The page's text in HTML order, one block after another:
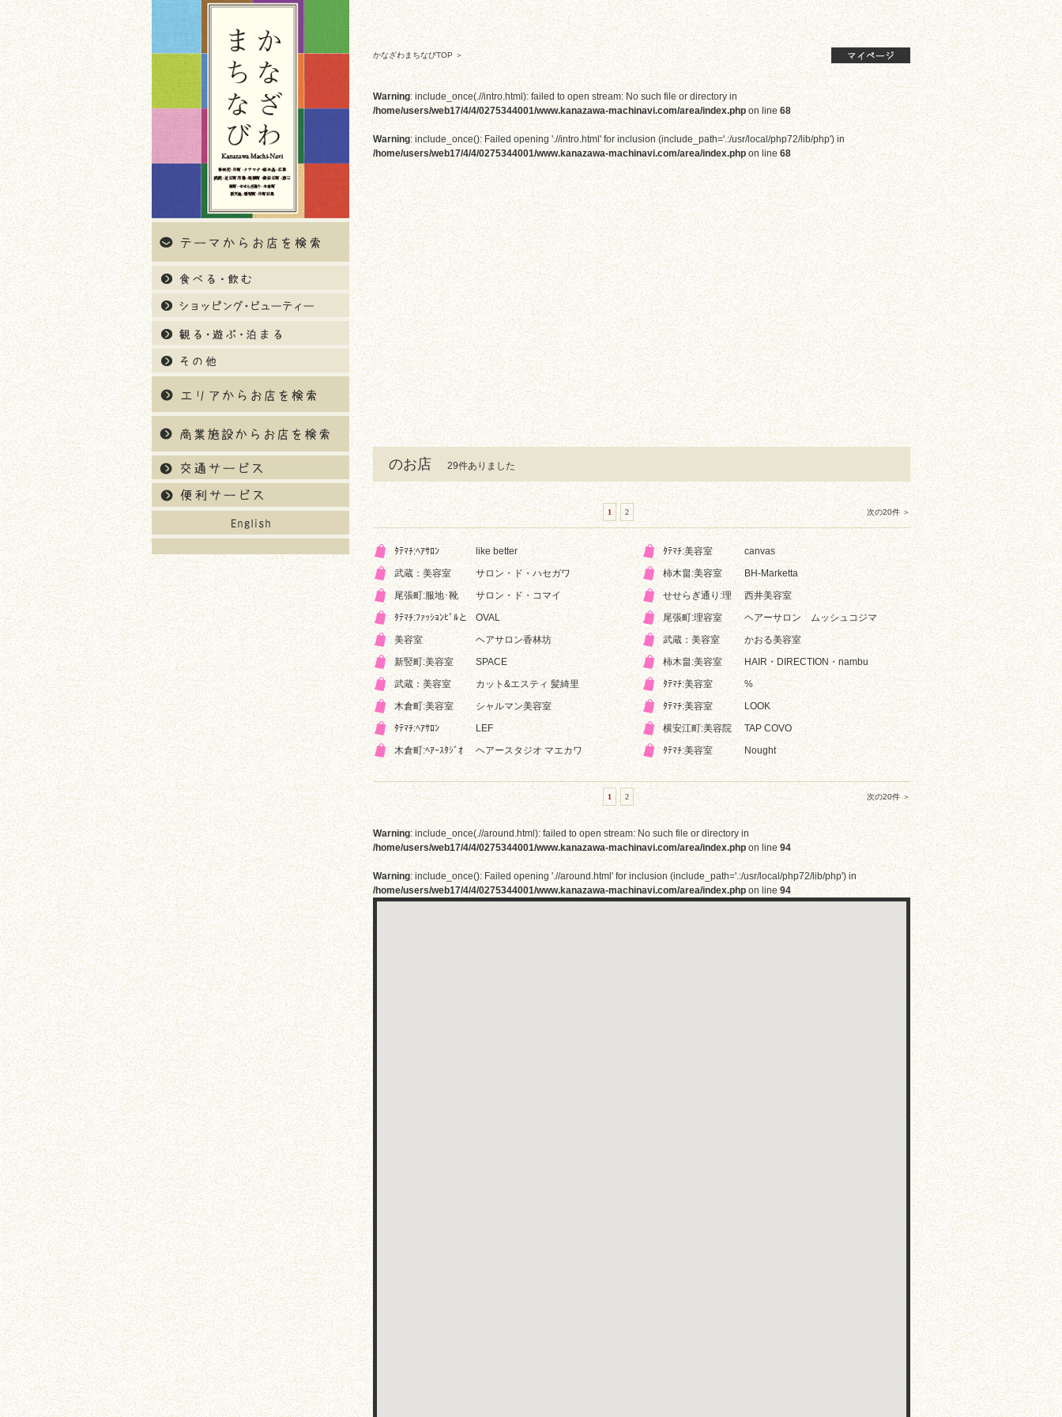
かなざわまちなびTOP＞
Warning: include_once(.//intro.html): failed to open stream: No such file or directory in
/home/users/web17/4/4/0275344001/www.kanazawa-machinavi.com/area/index.phpon line68
Warning: include_once(): Failed opening './/intro.html' for inclusion (include_path='.:/usr/local/php72/lib/php') in
/home/users/web17/4/4/0275344001/www.kanazawa-machinavi.com/area/index.phpon line68
のお店 29件ありました
次の20件 ＞
1 2
ﾀﾃﾏﾁ:ﾍｱｻﾛﾝ
like better
武蔵：美容室
サロン・ド・ハセガワ
尾張町:服地･靴
サロン・ド・コマイ
ﾀﾃﾏﾁ:ﾌｧｯｼｮﾝﾋﾞﾙと
OVAL
美容室
ヘアサロン香林坊
新竪町:美容室
SPACE
武蔵：美容室
カット&エスティ 髪綺里
木倉町:美容室
シャルマン美容室
ﾀﾃﾏﾁ:ﾍｱｻﾛﾝ
LEF
木倉町:ﾍｱｰｽﾀｼﾞｵ
ヘアースタジオ マエカワ
ﾀﾃﾏﾁ:美容室
canvas
柿木畠:美容室
BH-Marketta
せせらぎ通り:理
西井美容室
尾張町:理容室
ヘアーサロン ムッシュコジマ
武蔵：美容室
かおる美容室
柿木畠:美容室
HAIR・DIRECTION・nambu
ﾀﾃﾏﾁ:美容室
%
ﾀﾃﾏﾁ:美容室
LOOK
横安江町:美容院
TAP COVO
ﾀﾃﾏﾁ:美容室
Nought
次の20件 ＞
1 2
Warning: include_once(.//around.html): failed to open stream: No such file or directory in
/home/users/web17/4/4/0275344001/www.kanazawa-machinavi.com/area/index.phpon line94
Warning: include_once(): Failed opening './/around.html' for inclusion (include_path='.:/usr/local/php72/lib/php') in
/home/users/web17/4/4/0275344001/www.kanazawa-machinavi.com/area/index.phpon line94